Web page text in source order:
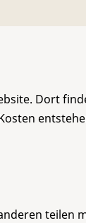
Dort
teilen